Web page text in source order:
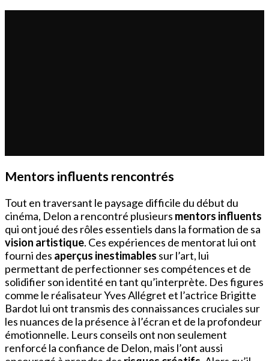
Mentors influents rencontrés
Tout en traversant le paysage difficile du début du
cinéma, Delon a rencontré plusieurs mentors influents
qui ont joué des rôles essentiels dans la formation de sa
vision artistique. Ces expériences de mentorat lui ont
fourni des aperçus inestimables sur l’art, lui
permettant de perfectionner ses compétences et de
solidifier son identité en tant qu’interprète. Des figures
comme le réalisateur Yves Allégret et l’actrice Brigitte
Bardot lui ont transmis des connaissances cruciales sur
les nuances de la présence à l’écran et de la profondeur
émotionnelle. Leurs conseils ont non seulement
renforcé la confiance de Delon, mais l’ont aussi